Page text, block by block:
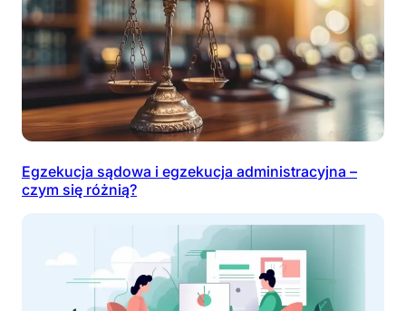
Egzekucja sądowa i egzekucja administracyjna –
czym się różnią?